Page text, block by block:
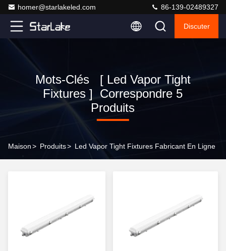
homer@starlakeled.com 86-139-02489327
Discuter
Mots-Clés [ Led Vapor Tight
Fixtures ] Correspondre 5
Produits
Maison> Produits> Led Vapor Tight Fixtures Fabricant En Ligne